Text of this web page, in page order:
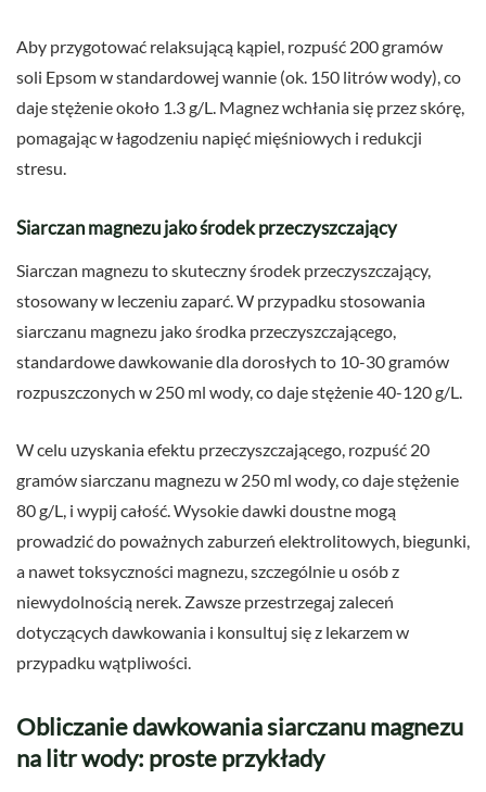
Aby przygotować relaksującą kąpiel, rozpuść 200 gramów
soli Epsom w standardowej wannie (ok. 150 litrów wody), co
daje stężenie około 1.3 g/L. Magnez wchłania się przez skórę,
pomagając w łagodzeniu napięć mięśniowych i redukcji
stresu.
Siarczan magnezu jako środek przeczyszczający
Siarczan magnezu to skuteczny środek przeczyszczający,
stosowany w leczeniu zaparć. W przypadku stosowania
siarczanu magnezu jako środka przeczyszczającego,
standardowe dawkowanie dla dorosłych to 10-30 gramów
rozpuszczonych w 250 ml wody, co daje stężenie 40-120 g/L.
W celu uzyskania efektu przeczyszczającego, rozpuść 20
gramów siarczanu magnezu w 250 ml wody, co daje stężenie
80 g/L, i wypij całość. Wysokie dawki doustne mogą
prowadzić do poważnych zaburzeń elektrolitowych, biegunki,
a nawet toksyczności magnezu, szczególnie u osób z
niewydolnością nerek. Zawsze przestrzegaj zaleceń
dotyczących dawkowania i konsultuj się z lekarzem w
przypadku wątpliwości.
Obliczanie dawkowania siarczanu magnezu
na litr wody: proste przykłady